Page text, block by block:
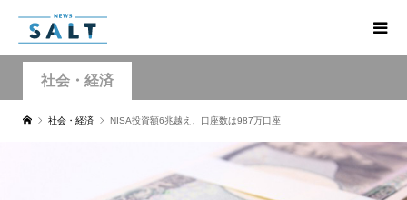
社会・経済
社会・経済 NISA投資額6兆越え、口座数は987万口座